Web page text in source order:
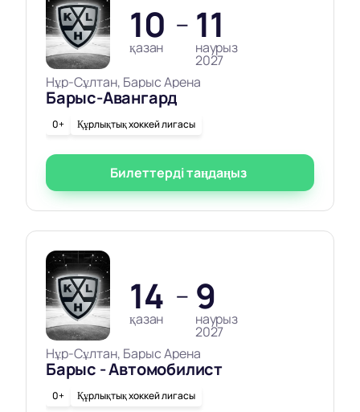
10
қазан
— 11
наурыз
2027
Нұр-Сұлтан, Барыс Арена
Барыс-Авангард
0+ Құрлықтық хоккей лигасы
Билеттерді таңдаңыз
14
қазан
— 9
наурыз
2027
Нұр-Сұлтан, Барыс Арена
Барыс - Автомобилист
0+ Құрлықтық хоккей лигасы